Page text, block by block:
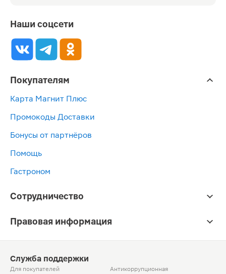
Наши соцсети
Покупателям
Карта Магнит Плюс
Промокоды Доставки
Бонусы от партнёров
Помощь
Гастроном
Сотрудничество
Правовая информация
Служба поддержки
Для покупателей
Антикоррупционная